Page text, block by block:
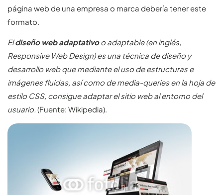
página web de una empresa o marca debería tener este
formato.
Eldiseño web adaptativoo adaptable (en inglés,
Responsive Web Design) es una técnica de diseño y
desarrollo web que mediante el uso de estructuras e
imágenes fluidas, así como de media-queries en la hoja de
estilo CSS, consigue adaptar el sitio web al entorno del
usuario. (Fuente: Wikipedia).